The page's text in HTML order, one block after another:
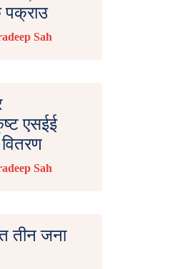
पक्राउ
Sah
एसईई
वितरण
Sah
तीन जना